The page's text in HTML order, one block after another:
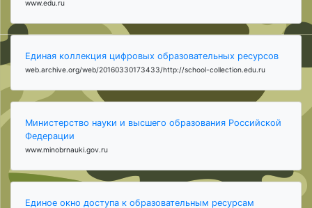
www.edu.ru
Единая коллекция цифровых образовательных ресурсов
web.archive.org/web/20160330173433/http://school-collection.edu.ru
Министерство науки и высшего образования Российской
Федерации
www.minobrnauki.gov.ru
Единое окно доступа к образовательным ресурсам